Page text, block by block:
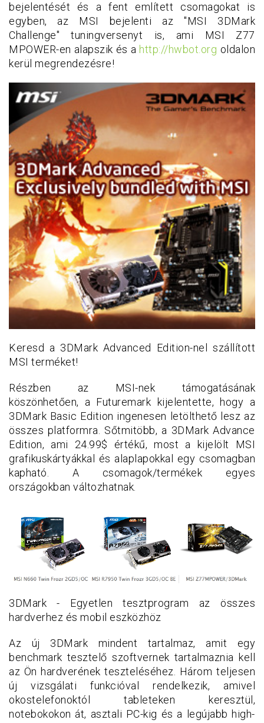
bejelentését és a fent említett csomagokat is
egyben, az MSI bejelenti az "MSI 3DMark
Challenge" tuningversenyt is, ami MSI Z77
MPOWER-en alapszik és a http://hwbot.org oldalon
kerül megrendezésre!
Keresd a 3DMark Advanced Edition-nel szállított
MSI terméket!
Részben az MSI-nek támogatásának
köszönhetően, a Futuremark kijelentette, hogy a
3DMark Basic Edition ingenesen letölthető lesz az
összes platformra. Sőtmitöbb, a 3DMark Advance
Edition, ami 24.99$ értékű, most a kijelölt MSI
grafikuskártyákkal és alaplapokkal egy csomagban
kapható. A csomagok/termékek egyes
országokban változhatnak.
3DMark - Egyetlen tesztprogram az összes
hardverhez és mobil eszközhöz
Az új 3DMark mindent tartalmaz, amit egy
benchmark tesztelő szoftvernek tartalmaznia kell
az Ön hardverének teszteléséhez. Három teljesen
új vizsgálati funkcióval rendelkezik, amivel
okostelefonoktól tableteken keresztül,
notebokokon át, asztali PC-kig és a legújabb high-